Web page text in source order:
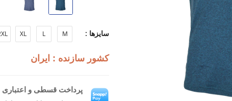
طراحی مینیمال: مناسب برای
دوخت دقیق: مقاوم در برابر
سایزها : M
L
XL
کشور سازنده : ایران
پرداخت قسطی و اعتباری